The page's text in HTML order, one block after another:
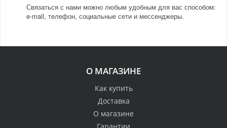
Связаться с нами можно любым удобным для вас способом:
e-mail, телефон, социальные сети и мессенджеры.
О МАГАЗИНЕ
Как купить
Доставка
О магазине